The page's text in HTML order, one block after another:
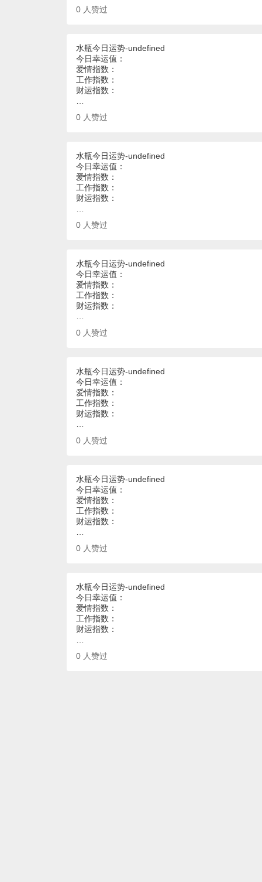
0 人赞过
水瓶今日运势-undefined
今日幸运值：
爱情指数：
工作指数：
财运指数：
0 人赞过
水瓶今日运势-undefined
今日幸运值：
爱情指数：
工作指数：
财运指数：
0 人赞过
水瓶今日运势-undefined
今日幸运值：
爱情指数：
工作指数：
财运指数：
0 人赞过
水瓶今日运势-undefined
今日幸运值：
爱情指数：
工作指数：
财运指数：
0 人赞过
水瓶今日运势-undefined
今日幸运值：
爱情指数：
工作指数：
财运指数：
0 人赞过
水瓶今日运势-undefined
今日幸运值：
爱情指数：
工作指数：
财运指数：
0 人赞过